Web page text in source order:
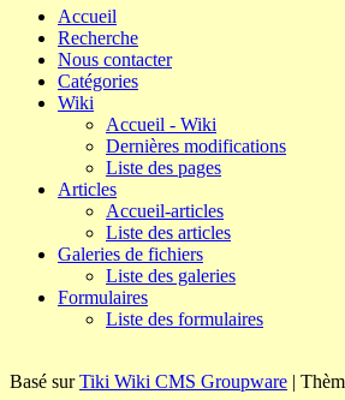
Accueil
Recherche
Nous contacter
Catégories
Wiki
Accueil - Wiki
Dernières modifications
Liste des pages
Articles
Accueil-articles
Liste des articles
Galeries de fichiers
Liste des galeries
Formulaires
Liste des formulaires
Basé surTiki Wiki CMS Groupware |